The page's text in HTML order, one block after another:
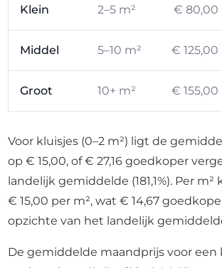
Klein 2–5 m² € 80,00
Middel 5–10 m² € 125,00
Groot 10+ m² € 155,00
Voor kluisjes (0–2 m²) ligt de
op € 15,00, of € 27,16 goedkoper
landelijk gemiddelde (181,1%). Per
€ 15,00 per m², wat € 14,67
opzichte van het landelijk
De gemiddelde maandprijs voor een